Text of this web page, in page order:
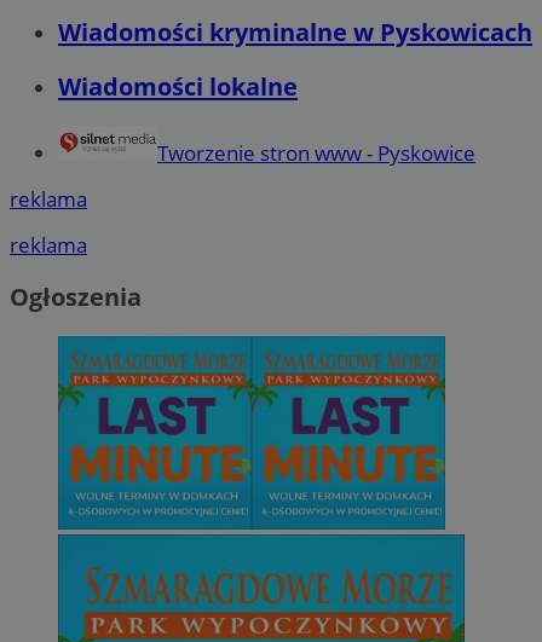
Wiadomości kryminalne w Pyskowicach
Wiadomości lokalne
Tworzenie stron www - Pyskowice
reklama
reklama
Ogłoszenia